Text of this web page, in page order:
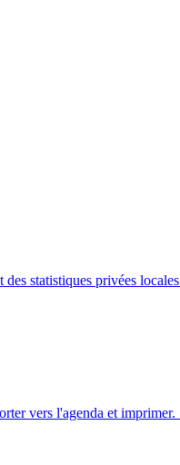
statistiques privées
vers l'agenda et imprimer.